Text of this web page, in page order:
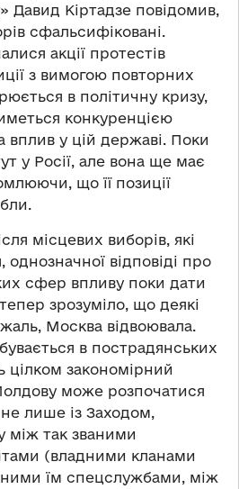
Давид Кіртадзе повідомив,
сфальсифіковані.
акції протестів
з вимогою повторних
в політичну кризу,
конкуренцією
вплив у цій державі. Поки
у Росії, але вона ще має
що її позиції
місцевих виборів, які
відповіді про
сфер впливу поки дати
зрозуміло, що деякі
Москва відвоювала.
в пострадянських
цілком закономірний
може розпочатися
лише із Заходом,
між так званими
(владними кланами
їм спецслужбами, між